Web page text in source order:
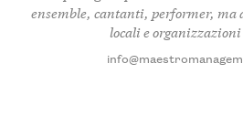
ensemble, cantanti, performer,
locali e